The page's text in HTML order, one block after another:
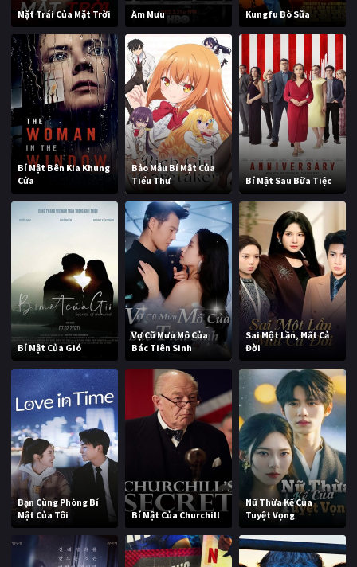
Mặt Trái Của Mặt Trời Âm Mưu Kungfu Bò Sữa
Bí Mật Bên Kia Khung
Cửa
Bảo Mẫu Bí Mật Của
Tiểu Thư
Bí Mật Sau Bữa Tiệc
Bí Mật Của Gió
Vợ Cũ Mưu Mô Của
Bác Tiên Sinh
Sai Một Lần, Mất Cả
Đời
Bạn Cùng Phòng Bí
Mật Của Tôi
Bí Mật Của Churchill
Nữ Thừa Kế Của
Tuyệt Vọng